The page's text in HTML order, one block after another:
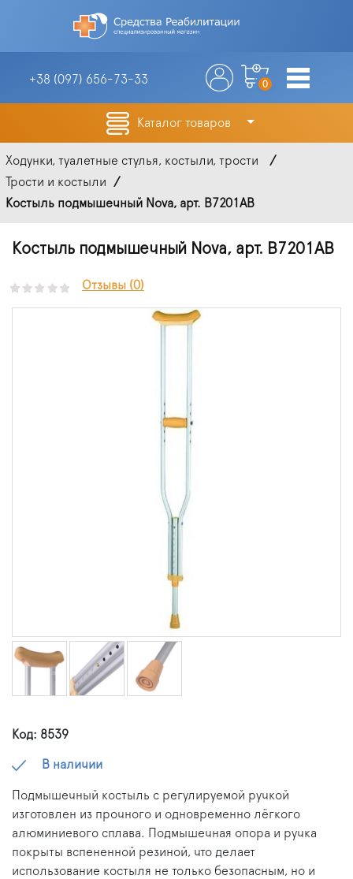
+38 (097) 656-73-33 0
Каталог товаров
Ходунки, туалетные стулья, костыли, трости
Трости и костыли
Костыль подмышечный Nova, арт. B7201AB
Костыль подмышечный Nova, арт. B7201AB
Отзывы (0)
Код: 8539
В наличии
Подмышечный костыль с регулируемой ручкой
изготовлен из прочного и одновременно лёгкого
алюминиевого сплава. Подмышечная опора и ручка
покрыты вспененной резиной, что делает
использование костыля не только безопасным, но и